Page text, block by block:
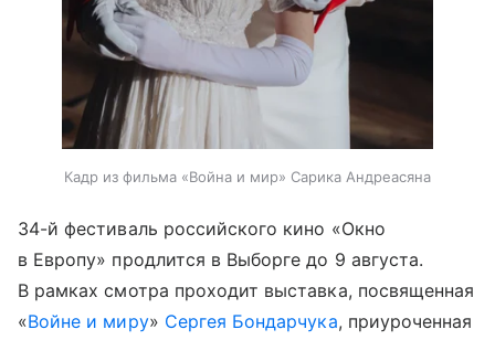
Кадр из фильма «Война и мир» Сарика Андреасяна
34-й фестиваль российского кино «Окно
в Европу» продлится в Выборге до 9 августа.
В рамках смотра проходит выставка, посвященная
«Войне и миру» Сергея Бондарчука, приуроченная